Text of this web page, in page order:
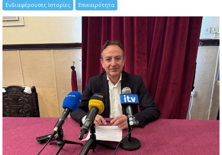
Ενδιαφέρουσες Ιστορίες Επικαιρότητα